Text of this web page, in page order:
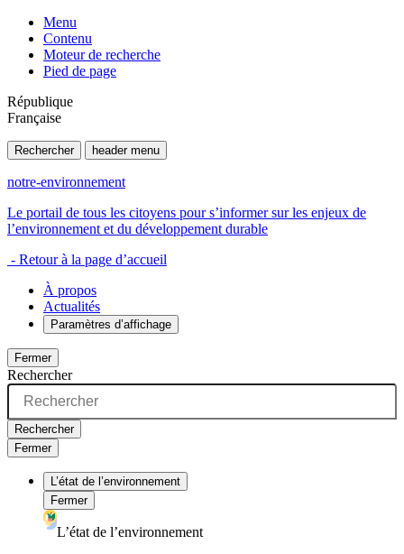
Menu
Contenu
Moteur de recherche
Pied de page
République
Française
Rechercher header menu
notre-environnement
Le portail de tous les citoyens pour s’informer sur les enjeux de
l’environnement et du développement durable
- Retour à la page d’accueil
À propos
Actualités
Paramètres d’affichage
Fermer
Rechercher
Rechercher
Fermer
L’état de l’environnement
Fermer
L’état de l’environnement